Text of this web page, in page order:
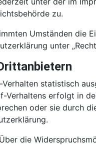
zu.
Umständen die
unter
Verhalten statistisch
Verhaltens erfolgt in
oder sie durch
die